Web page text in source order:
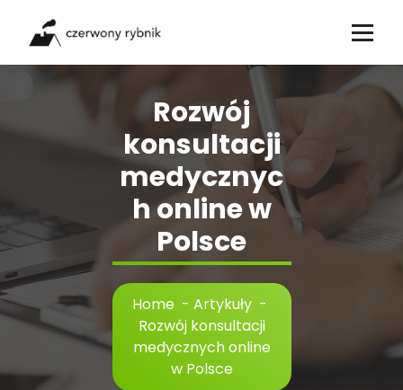
content
Rozwój
konsultacji
medycznyc
h online w
Polsce
Home - Artykuły -
Rozwój konsultacji
medycznych online
w Polsce